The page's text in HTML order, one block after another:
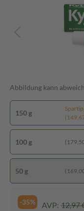
Abbildung kann
150 g
100 g
50 g
-35% AVP: 12,97